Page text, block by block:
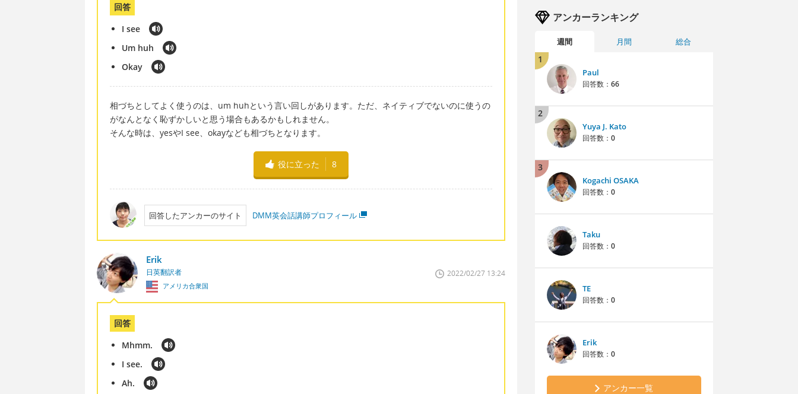
回答
I see
Um huh
Okay
相づちとしてよく使うのは、um huhという言い回しがあります。ただ、ネイティブでないのに使うの
がなんとなく恥ずかしいと思う場合もあるかもしれません。
そんな時は、yesやI see、okayなども相づちとなります。
役に立った 8
回答したアンカーのサイト DMM英会話講師プロフィール
Erik
日英翻訳者
アメリカ合衆国
2022/02/27 13:24
回答
Mhmm.
I see.
Ah.
アンカーランキング
週間 月間 総合
1
Paul
回答数： 66
2
Yuya J. Kato
回答数： 0
3
Kogachi OSAKA
回答数： 0
Taku
回答数： 0
TE
回答数： 0
Erik
回答数： 0
アンカー一覧